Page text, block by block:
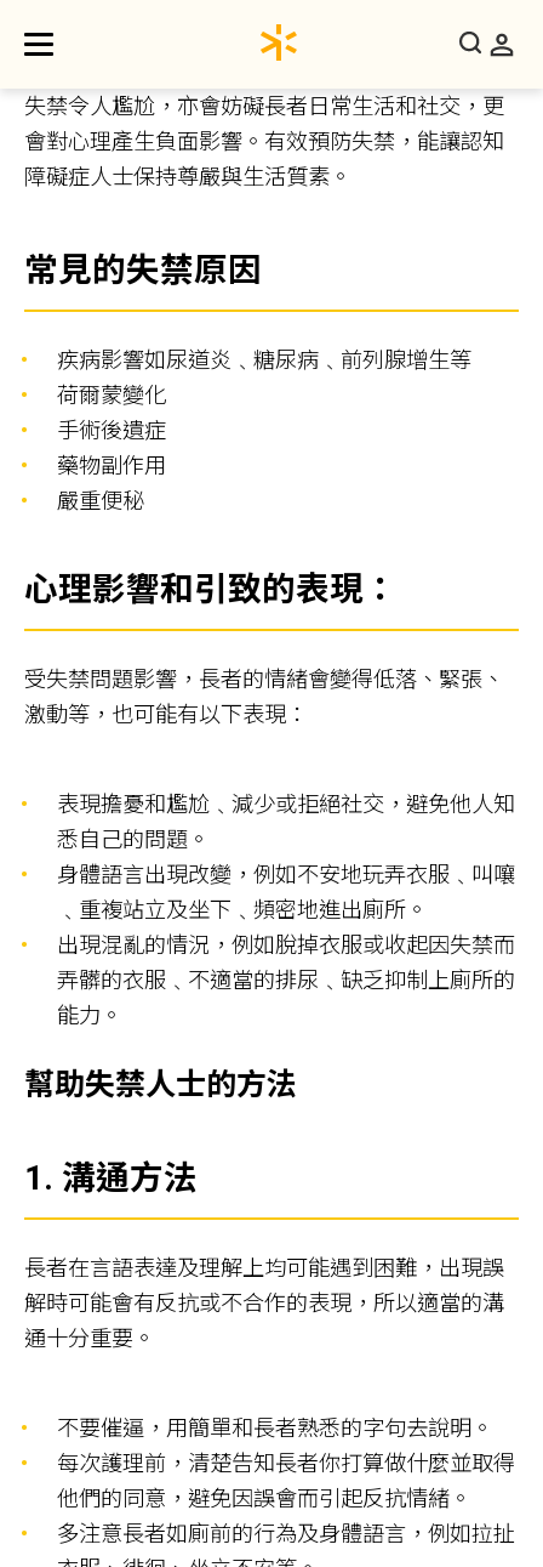
失禁令人尷尬，亦會妨礙長者日常生活和社交，更
會對心理產生負面影響。有效預防失禁，能讓認知
障礙症人士保持尊嚴與生活質素。
常見的失禁原因
疾病影響如尿道炎﹑糖尿病﹑前列腺增生等
荷爾蒙變化
手術後遺症
藥物副作用
嚴重便秘
心理影響和引致的表現 ：
受失禁問題影響，長者的情緒會變得低落、緊張、
激動等，也可能有以下表現：
表現擔憂和尷尬﹑減少或拒絕社交，避免他人知
悉自己的問題。
身體語言出現改變，例如不安地玩弄衣服﹑叫嚷
﹑重複站立及坐下﹑頻密地進出廁所。
出現混亂的情況，例如脫掉衣服或收起因失禁而
弄髒的衣服﹑不適當的排尿﹑缺乏抑制上廁所的
能力。
幫助失禁人士的方法
1. 溝通方法
長者在言語表達及理解上均可能遇到困難，出現誤
解時可能會有反抗或不合作的表現，所以適當的溝
通十分重要。
不要催逼，用簡單和長者熟悉的字句去說明。
每次護理前，清楚告知長者你打算做什麼並取得
他們的同意，避免因誤會而引起反抗情緒。
多注意長者如廁前的行為及身體語言，例如拉扯